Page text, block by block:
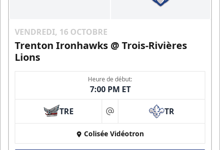
VENDREDI, 16 OCTOBRE
Trenton Ironhawks @ Trois-Rivières
Lions
Heure de début:
7:00 PM ET
TRE at TR
Colisée Vidéotron